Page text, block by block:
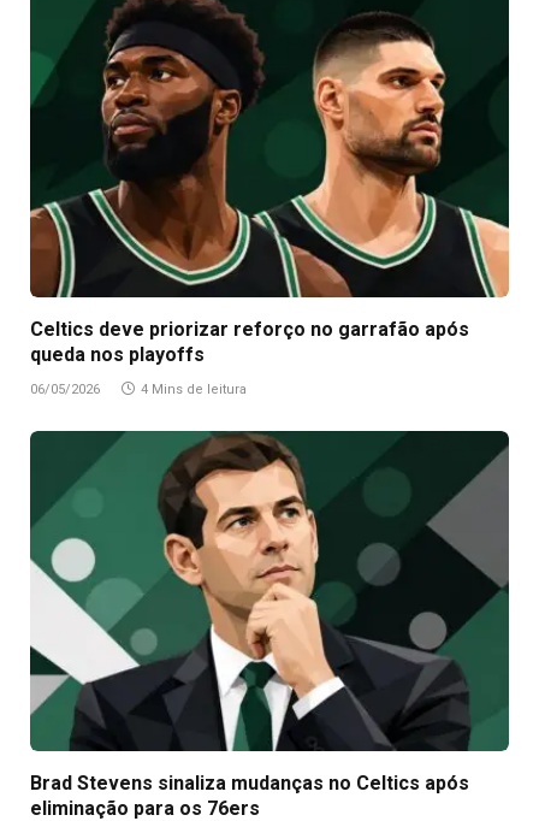
Celtics deve priorizar reforço no garrafão após
queda nos playoffs
06/05/2026 4 Mins de leitura
Brad Stevens sinaliza mudanças no Celtics após
eliminação para os 76ers